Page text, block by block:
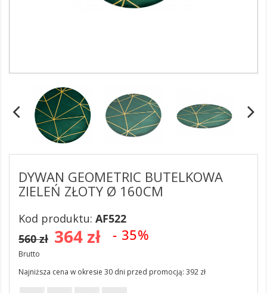
DYWAN GEOMETRIC BUTELKOWA
ZIELEŃ ZŁOTY Ø 160CM
Kod produktu: AF522
364 zł - 35%
560 zł
Brutto
Najniższa cena w okresie 30 dni przed promocją: 392 zł